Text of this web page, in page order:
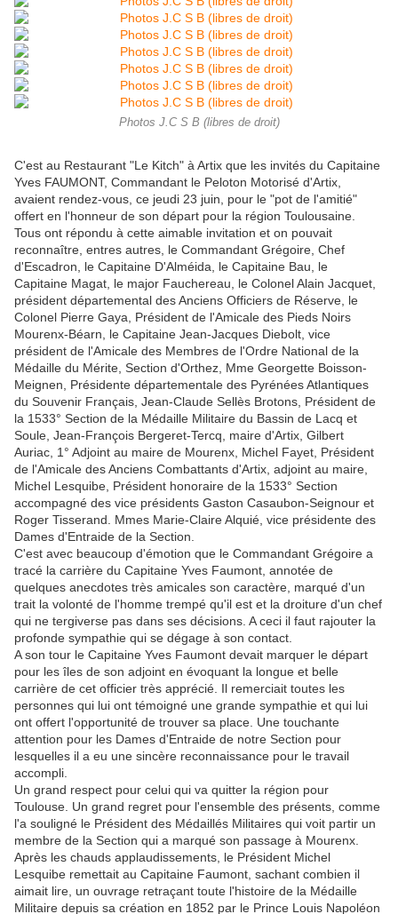
Photos J.C S B (libres de droit)
C'est au Restaurant "Le Kitch" à Artix que les invités du Capitaine
Yves FAUMONT, Commandant le Peloton Motorisé d'Artix,
avaient rendez-vous, ce jeudi 23 juin, pour le "pot de l'amitié"
offert en l'honneur de son départ pour la région Toulousaine.
Tous ont répondu à cette aimable invitation et on pouvait
reconnaître, entres autres, le Commandant Grégoire, Chef
d'Escadron, le Capitaine D'Alméida, le Capitaine Bau, le
Capitaine Magat, le major Fauchereau, le Colonel Alain Jacquet,
président départemental des Anciens Officiers de Réserve, le
Colonel Pierre Gaya, Président de l'Amicale des Pieds Noirs
Mourenx-Béarn, le Capitaine Jean-Jacques Diebolt, vice
président de l'Amicale des Membres de l'Ordre National de la
Médaille du Mérite, Section d'Orthez, Mme Georgette Boisson-
Meignen, Présidente départementale des Pyrénées Atlantiques
du Souvenir Français, Jean-Claude Sellès Brotons, Président de
la 1533° Section de la Médaille Militaire du Bassin de Lacq et
Soule, Jean-François Bergeret-Tercq, maire d'Artix, Gilbert
Auriac, 1° Adjoint au maire de Mourenx, Michel Fayet, Président
de l'Amicale des Anciens Combattants d'Artix, adjoint au maire,
Michel Lesquibe, Président honoraire de la 1533° Section
accompagné des vice présidents Gaston Casaubon-Seignour et
Roger Tisserand. Mmes Marie-Claire Alquié, vice présidente des
Dames d'Entraide de la Section.
C'est avec beaucoup d'émotion que le Commandant Grégoire a
tracé la carrière du Capitaine Yves Faumont, annotée de
quelques anecdotes très amicales son caractère, marqué d'un
trait la volonté de l'homme trempé qu'il est et la droiture d'un chef
qui ne tergiverse pas dans ses décisions. A ceci il faut rajouter la
profonde sympathie qui se dégage à son contact.
A son tour le Capitaine Yves Faumont devait marquer le départ
pour les îles de son adjoint en évoquant la longue et belle
carrière de cet officier très apprécié. Il remerciait toutes les
personnes qui lui ont témoigné une grande sympathie et qui lui
ont offert l'opportunité de trouver sa place. Une touchante
attention pour les Dames d'Entraide de notre Section pour
lesquelles il a eu une sincère reconnaissance pour le travail
accompli.
Un grand respect pour celui qui va quitter la région pour
Toulouse. Un grand regret pour l'ensemble des présents, comme
l'a souligné le Président des Médaillés Militaires qui voit partir un
membre de la Section qui a marqué son passage à Mourenx.
Après les chauds applaudissements, le Président Michel
Lesquibe remettait au Capitaine Faumont, sachant combien il
aimait lire, un ouvrage retraçant toute l'histoire de la Médaille
Militaire depuis sa création en 1852 par le Prince Louis Napoléon